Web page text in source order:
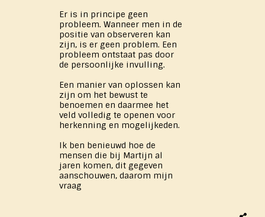
Er is in principe geen
probleem. Wanneer men in de
positie van observeren kan
zijn, is er geen problem. Een
probleem ontstaat pas door
de persoonlijke invulling.
Een manier van oplossen kan
zijn om het bewust te
benoemen en daarmee het
veld volledig te openen voor
herkenning en mogelijkeden.
Ik ben benieuwd hoe de
mensen die bij Martijn al
jaren komen, dit gegeven
aanschouwen, daarom mijn
vraag